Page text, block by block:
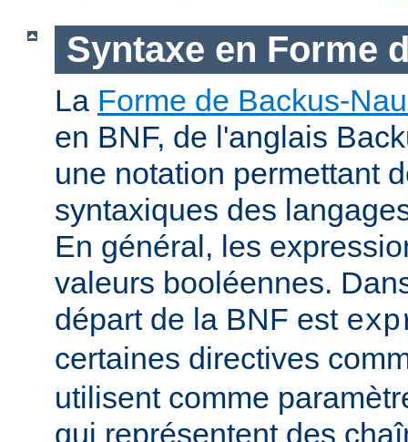
Syntaxe en Forme
La Forme de Backus-
en BNF, de l'anglais
une notation permettant
syntaxiques des
En général, les
valeurs booléennes.
départ de la BNF est
certaines directives
utilisent comme
qui représentent des